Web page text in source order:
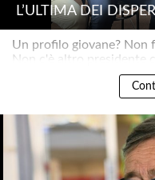
L’ULTIMA DEI
Un profilo giovane? Non
Non c'è altro presidente